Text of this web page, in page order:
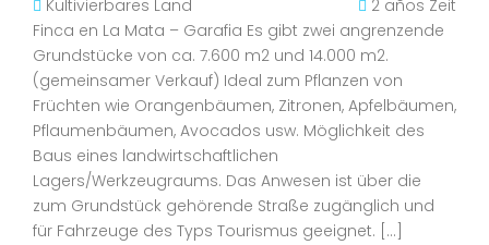
Kultivierbares Land
2 años Zeit
Finca en La Mata – Garafia Es gibt zwei angrenzende
Grundstücke von ca. 7.600 m2 und 14.000 m2.
(gemeinsamer Verkauf) Ideal zum Pflanzen von
Früchten wie Orangenbäumen, Zitronen, Apfelbäumen,
Pflaumenbäumen, Avocados usw. Möglichkeit des
Baus eines landwirtschaftlichen
Lagers/Werkzeugraums. Das Anwesen ist über die
zum Grundstück gehörende Straße zugänglich und
für Fahrzeuge des Typs Tourismus geeignet. […]